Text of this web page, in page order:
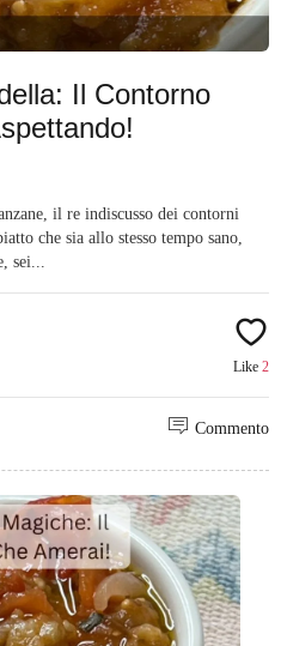
Il Contorno
il re indiscusso dei contorni
che sia allo stesso tempo sano,
sei...
Like 2
Commento